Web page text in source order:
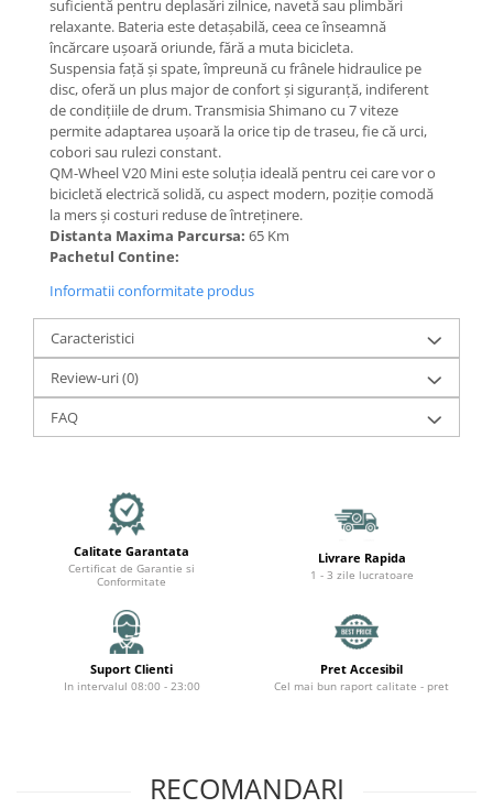
Unelte & truse
Adezivi & pastă termoconductoare
Rulouri de nichel
Tuburi termocontractabile
Șuruburi / kituri prindere
Publicitate & elemente expo
suficientă pentru deplasări zilnice, navetă sau plimbări
relaxante. Bateria este detașabilă, ceea ce înseamnă
încărcare ușoară oriunde, fără a muta bicicleta.
Suspensia față și spate, împreună cu frânele hidraulice pe
disc, oferă un plus major de confort și siguranță, indiferent
de condițiile de drum. Transmisia Shimano cu 7 viteze
permite adaptarea ușoară la orice tip de traseu, fie că urci,
cobori sau rulezi constant.
QM-Wheel V20 Mini este soluția ideală pentru cei care vor o
bicicletă electrică solidă, cu aspect modern, poziție comodă
la mers și costuri reduse de întreținere.
Distanta Maxima Parcursa: 65 Km
Pachetul Contine:
Informatii conformitate produs
Caracteristici
Review-uri(0)
FAQ
Calitate Garantata
Certificat de Garantie si
Conformitate
Livrare Rapida
1 - 3 zile lucratoare
Suport Clienti
In intervalul 08:00 - 23:00
Pret Accesibil
Cel mai bun raport calitate - pret
RECOMANDARI